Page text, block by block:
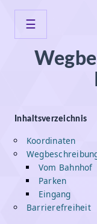
☰
Home
Infrastruktur
Projekte
Inhaltsverzeichnis
Koordinaten
Vom Bahnhof
Parken
Eingang
Barrierefreiheit